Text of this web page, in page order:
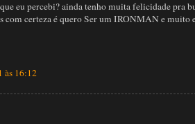
eu percebi? ainda tenho muita felicidade pra
com certeza é quero Ser um IRONMAN e muito
às 16:12